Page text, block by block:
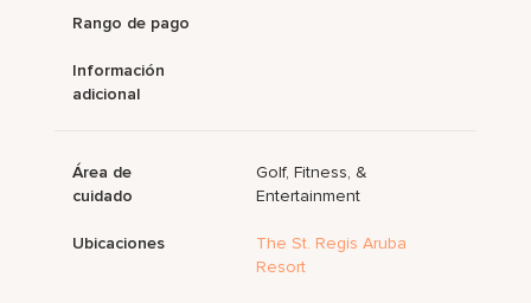
Rango de pago
Información
adicional
Área de
cuidado
Golf, Fitness, &
Entertainment
Ubicaciones
The St. Regis Aruba
Resort